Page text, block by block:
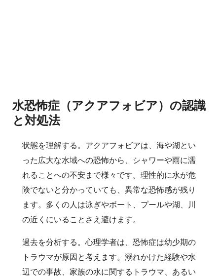
水恐怖症（アクアフォビア）の認識
と対処法
状態を理解する。アクアフォビアは、海や湖とい
った広大な水域への恐怖から、シャワーや雨に濡
れることへの不安まで様々です。理性的に水が危
険でないと分かっていても、異常な恐怖感が残り
ます。多くの人は泳ぎやボート、プールや湖、川
の近くにいることさえ避けます。
過去を分析する。心理学者は、恐怖症は幼少期の
トラウマが原因と考えます。溺れかけた経験や水
辺での事故、家族の水に関するトラウマ、あるい